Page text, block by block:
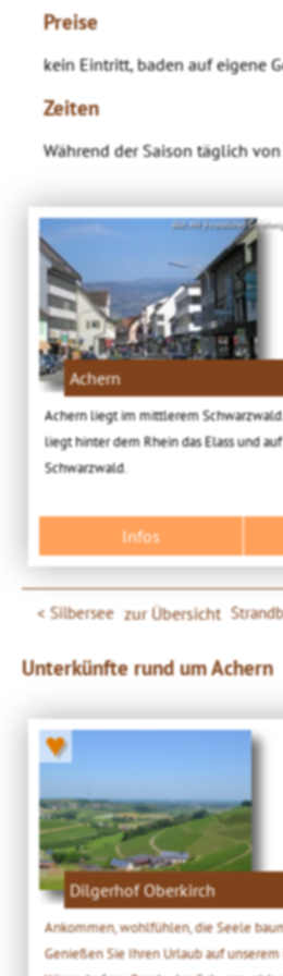
Preise
kein Eintritt, baden auf eigene
Zeiten
Während der Saison täglich
Bild: Mit freundlicher
Achern
Achern liegt im mittlerem
liegt hinter dem Rhein das Elass und
Schwarzwald.
Infos
Silbersee zur Übersicht
Unterkünfte rund um Achern
♥
Dilgerhof Oberkirch
Ankommen, wohlfühlen, die Seele
Genießen Sie Ihren Urlaub auf